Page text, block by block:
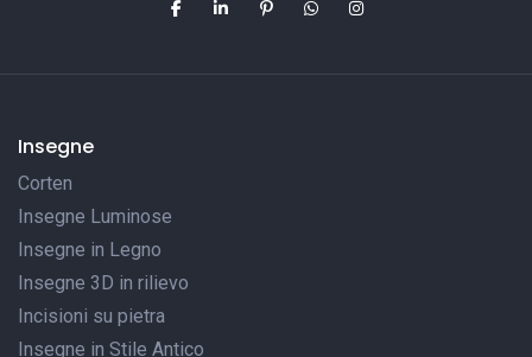
Insegne
Corten
Insegne Luminose
Insegne in Legno
Insegne 3D in rilievo
Incisioni su pietra
Insegne in Stile Antico